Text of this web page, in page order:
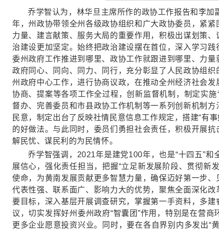
乔学智认为，林华旦主席所作的政协工作报告和李
年，州政协带领全州各级政协组织和广大政协委员，紧
力量、建言献策、服务大局的重要作用，积极出谋划策
治建设更加坚定。始终把政治建设摆在首位，深入学习
委州政府工作推进到哪里、政协工作就跟进到哪里、力
政府同心、同向、同力、同行，充分彰显了人民政协组
州政府中心工作，进行协商议政，在推动全州经济社会
协商、提案等各项工作全过程，创新监督机制，制定实
督办、完善委员和市县政协工作机制等一系列创新机制
民意，制定出台了反映社情民意信息工作规定，搭建“有
的好做法。与此同时，委员们勇担社会责任，积极开展
解民忧、谋民利的为民情怀。
乔学智强调，2021年是建党100年，也是“十四五”
展信心，强化责任担当，把握“立足新发展阶段、贯彻新
使命，为黄南发展贡献更多智慧力量，确保迈好第一步
代表性强、联系面广、影响力大的优势，聚焦全面深化
要目标，深入基层开展调查研究，掌握第一手资料，多
议，切实发挥好州委州政府“智囊团”作用，特别是在营
更多企业愿意投资兴业。同时，要在各自界别内多发出“